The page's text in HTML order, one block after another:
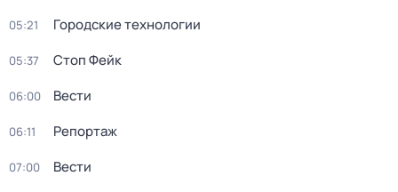
05:21 Городские технологии
05:37 Стоп Фейк
06:00 Вести
06:11 Репортаж
07:00 Вести